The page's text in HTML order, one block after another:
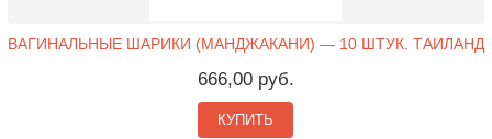
ВАГИНАЛЬНЫЕ ШАРИКИ (МАНДЖАКАНИ) — 10 ШТУК. ТАИЛАНД
666,00 руб.
КУПИТЬ